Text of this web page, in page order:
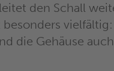
den Schall
die Gehäuse